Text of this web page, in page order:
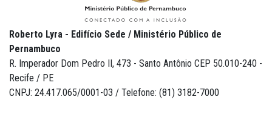
Roberto Lyra - Edifício Sede / Ministério Público de
Pernambuco
R. Imperador Dom Pedro II, 473 - Santo Antônio CEP 50.010-240 -
Recife / PE
CNPJ: 24.417.065/0001-03 / Telefone: (81) 3182-7000